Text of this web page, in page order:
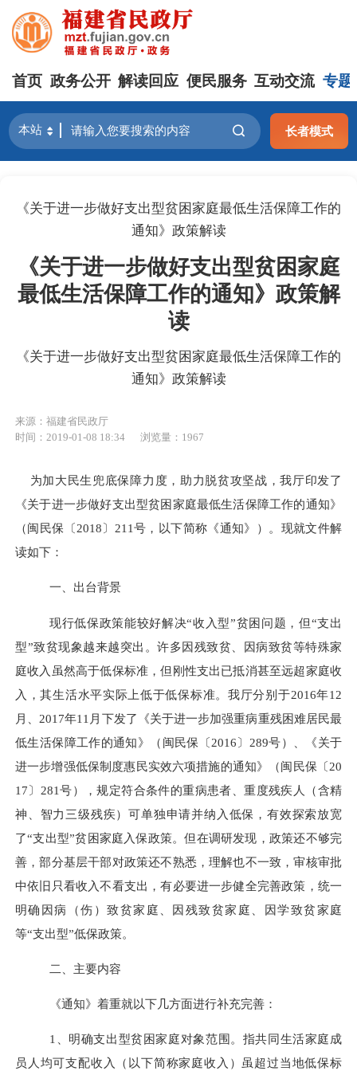
首页 政务公开 解读回应 便民服务 互动交流 专题
长者模式
《关于进一步做好支出型贫困家庭最低生活保障工作的
通知》政策解读
《关于进一步做好支出型贫困家庭
最低生活保障工作的通知》政策解
读
《关于进一步做好支出型贫困家庭最低生活保障工作的
通知》政策解读
来源：福建省民政厅
时间：2019-01-08 18:34
浏览量：1967
为加大民生兜底保障力度，助力脱贫攻坚战，我厅印发了
《关于进一步做好支出型贫困家庭最低生活保障工作的通知》
（闽民保〔2018〕 211号，以下简称《通知》）。现就文件解
读如下：
一、出台背景
现行低保政策能较好解决“收入型”贫困问题，但“支出
型”致贫现象越来越突出。许多因残致贫、因病致贫等特殊家
庭收入虽然高于低保标准，但刚性支出已抵消甚至远超家庭收
入，其生活水平实际上低于低保标准。我厅分别于2016年12
月、 2017年11 月下发了《关于进一步加强重病重残困难居民最
低生活保障工作的通知》（闽民保〔2016〕 289号）、《关于
进一步增强低保制度惠民实效六项措施的通知》（闽民保〔20
17〕 281号），规定符合条件的重病患者、重度残疾人（含精
神、智力三级残疾）可单独申请并纳入低保，有效探索放宽
了“支出型”贫困家庭入保政策。但在调研发现，政策还不够完
善，部分基层干部对政策还不熟悉，理解也不一致，审核审批
中依旧只看收入不看支出，有必要进一步健全完善政策，统一
明确因病（伤）致贫家庭、因残致贫家庭、因学致贫家庭
等“支出型”低保政策。
二、主要内容
《通知》着重就以下几方面进行补充完善：
1、明确支出型贫困家庭对象范围。 指共同生活家庭成
员人均可支配收入（以下简称家庭收入）虽超过当地低保标